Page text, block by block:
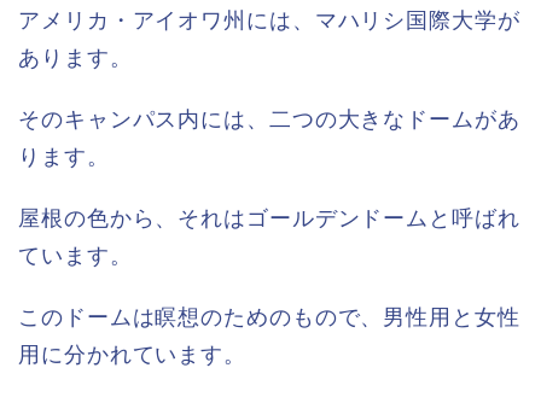
アメリカ・アイオワ州には、マハリシ国際大学が
あります。
そのキャンパス内には、二つの大きなドームがあ
ります。
屋根の色から、それはゴールデンドームと呼ばれ
ています。
このドームは瞑想のためのもので、男性用と女性
用に分かれています。